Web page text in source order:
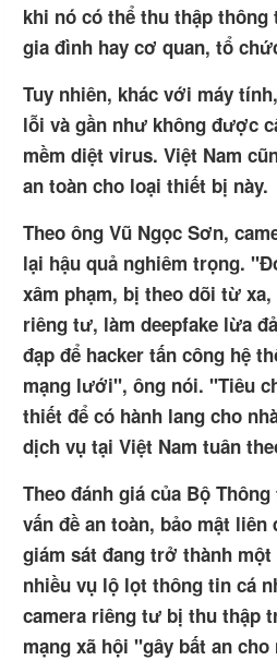
khi nó có thể thu thập thông
gia đình hay cơ quan, tổ
Tuy nhiên, khác với máy
lỗi và gần như không được
mềm diệt virus. Việt Nam
an toàn cho loại thiết bị này.
Theo ông Vũ Ngọc Sơn,
lại hậu quả nghiêm trọng.
xâm phạm, bị theo dõi từ
riêng tư, làm deepfake lừa
đạp để hacker tấn công hệ
mạng lưới", ông nói. "Tiêu
thiết để có hành lang cho
dịch vụ tại Việt Nam tuân
Theo đánh giá của Bộ
vấn đề an toàn, bảo mật liên
giám sát đang trở thành
nhiều vụ lộ lọt thông tin cá
camera riêng tư bị thu thập
mạng xã hội "gây bất an